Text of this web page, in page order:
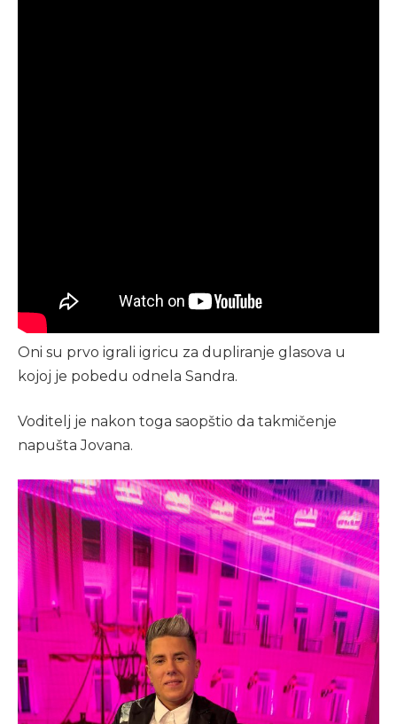
Oni su prvo igrali igricu za dupliranje glasova u
kojoj je pobedu odnela Sandra.
Voditelj je nakon toga saopštio da takmičenje
napušta Jovana.